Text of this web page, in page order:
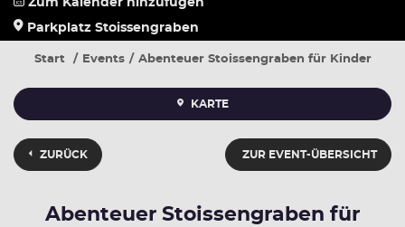
Zum Kalender hinzufügen
Parkplatz Stoissengraben
Start Events Abenteuer Stoissengraben für Kinder
KARTE
ZURÜCK ZUR EVENT-ÜBERSICHT
Abenteuer Stoissengraben für